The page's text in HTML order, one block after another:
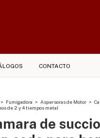
CONTACTO
> Fumigadora > Aspersoras de Motor >
de 2 y 4 tiempos metal
de